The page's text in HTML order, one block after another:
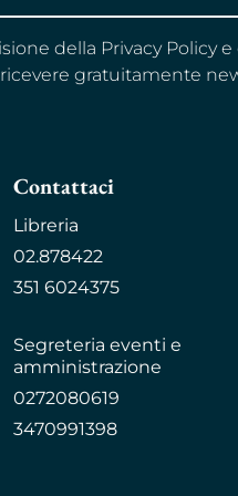
della Privacy Policy
gratuitamente
Contattaci
Libreria
02.878422
351 6024375
Segreteria eventi e
amministrazione
0272080619
3470991398